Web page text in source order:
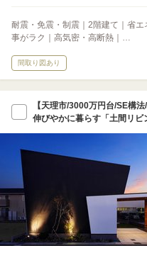
耐震・免震・制震｜2階建て｜省
事がラク｜高気密・高断熱｜…
間取り図あり
【天理市/3000万円台/SE構
伸びやかに暮らす「土間リビ